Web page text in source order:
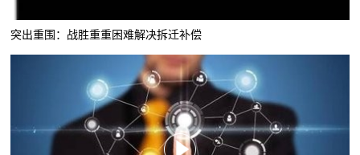
突出重围：战胜重重困难解决拆迁补偿